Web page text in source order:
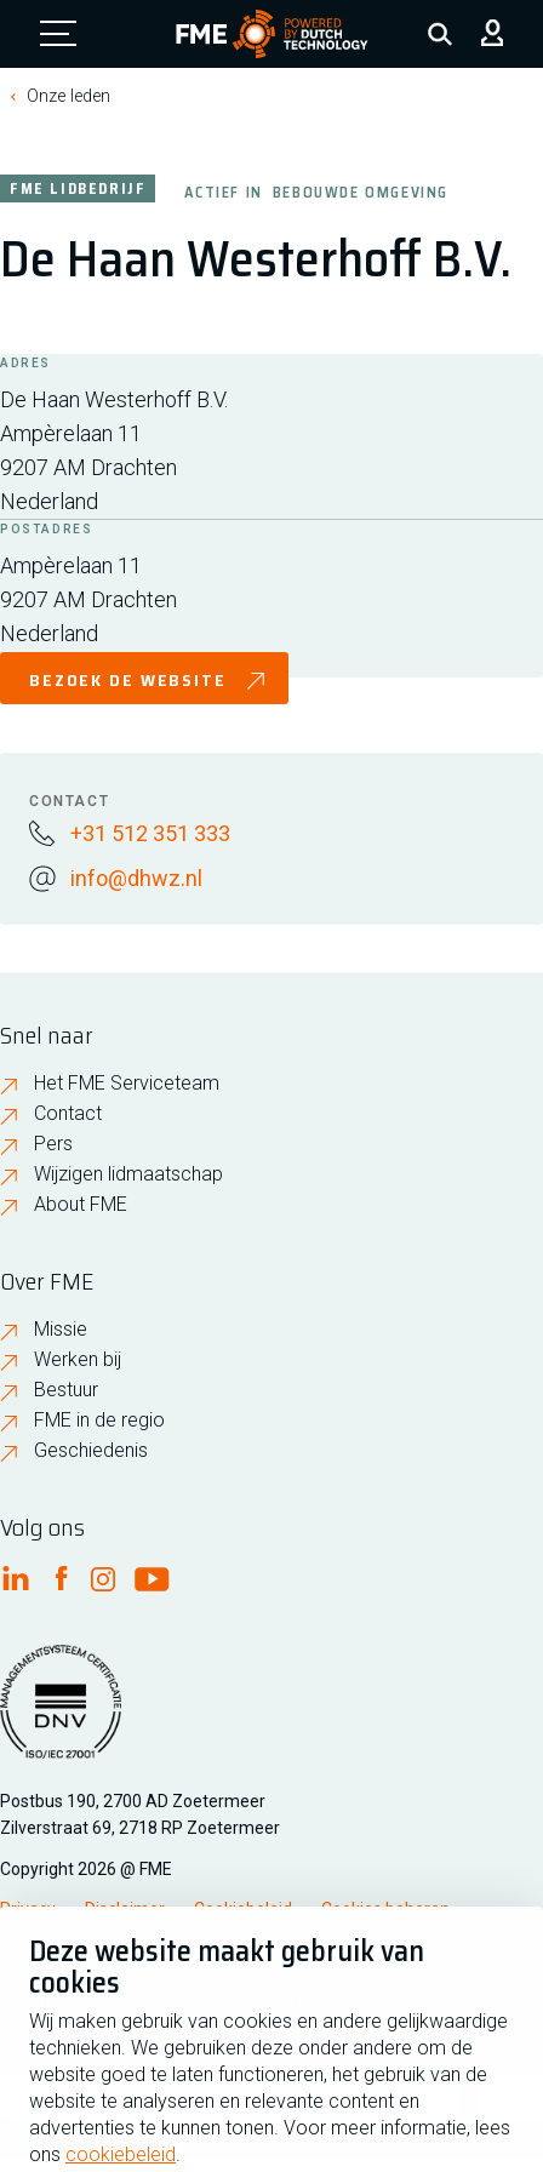
Deze website maakt gebruik van
cookies
Wij maken gebruik van cookies en andere gelijkwaardige
technieken. We gebruiken deze onder andere om de
website goed te laten functioneren, het gebruik van de
website te analyseren en relevante content en
advertenties te kunnen tonen. Voor meer informatie, lees
ons cookiebeleid.
FME Logo, to the homepage
Onze leden
De Haan Westerhoff B.V.
FME LIDBEDRIJF ACTIEF IN BEBOUWDE OMGEVING
ADRES
De Haan Westerhoff B.V.
Ampèrelaan 11
9207 AM Drachten
Nederland
POSTADRES
Ampèrelaan 11
9207 AM Drachten
Nederland
BEZOEK DE WEBSITE
CONTACT
+31 512 351 333
info@dhwz.nl
Snel naar
Het FME Serviceteam
Contact
Pers
Wijzigen lidmaatschap
About FME
Over FME
Missie
Werken bij
Bestuur
FME in de regio
Geschiedenis
Volg ons
FME Linkedin
FME Facebook
FME Instagram
FME Youtube
Managementsyteem certificatie DNV iso/iec 27001
Postbus 190, 2700 AD Zoetermeer
Zilverstraat 69, 2718 RP Zoetermeer
Copyright 2026 @ FME
Privacy Disclaimer Cookiebeleid Cookies beheren
Schrijf je in voor de nieuwsbrief
Voornaam
Achternaam